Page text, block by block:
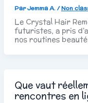
ParJemma A./Non
Le Crystal Hair
futuristes, a pris
nos routines beauté
Que vaut
rencontres en